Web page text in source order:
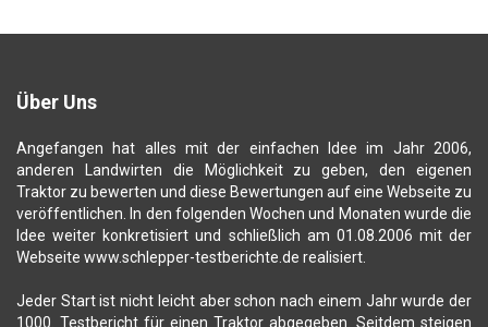
Über Uns
Angefangen hat alles mit der einfachen Idee im Jahr 2006,
anderen Landwirten die Möglichkeit zu geben, den eigenen
Traktor zu bewerten und diese Bewertungen auf eine Webseite zu
veröffentlichen. In den folgenden Wochen und Monaten wurde die
Idee weiter konkretisiert und schließlich am 01.08.2006 mit der
Webseite www.schlepper-testberichte.de realisiert.
Jeder Start ist nicht leicht aber schon nach einem Jahr wurde der
1000. Testbericht für einen Traktor abgegeben. Seitdem steigen